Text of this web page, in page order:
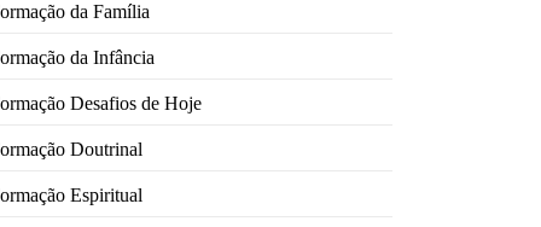
da Família
da Infância
Desafios de Hoje
Doutrinal
Espiritual